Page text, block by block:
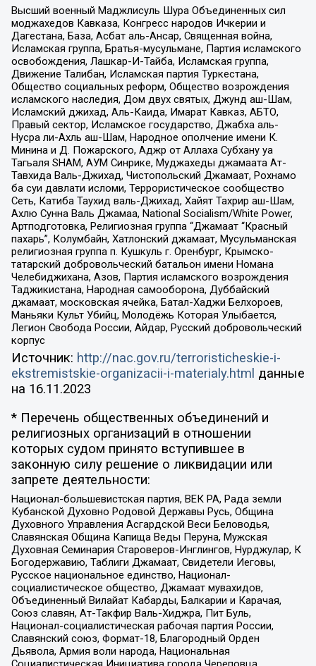
Высший военный Маджлисуль Шура Объединенных сил
моджахедов Кавказа, Конгресс народов Ичкерии и
Дагестана, База, Асбат аль-Ансар, Священная война,
Исламская группа, Братья-мусульмане, Партия исламского
освобождения, Лашкар-И-Тайба, Исламская группа,
Движение Талибан, Исламская партия Туркестана,
Общество социальных реформ, Общество возрождения
исламского наследия, Дом двух святых, Джунд аш-Шам,
Исламский джихад, Аль-Каида, Имарат Кавказ, АБТО,
Правый сектор, Исламское государство, Джабха аль-
Нусра ли-Ахль аш-Шам, Народное ополчение имени К.
Минина и Д. Пожарского, Аджр от Аллаха Субхану уа
Тагьаля SHAM, АУМ Синрике, Муджахеды джамаата Ат-
Тавхида Валь-Джихад, Чистопольский Джамаат, Рохнамо
ба суи давлати исломи, Террористическое сообщество
Сеть, Катиба Таухид валь-Джихад, Хайят Тахрир аш-Шам,
Ахлю Сунна Валь Джамаа, National Socialism/White Power,
Артподготовка, Религиозная группа “Джамаат “Красный
пахарь”, Колумбайн, Хатлонский джамаат, Мусульманская
религиозная группа п. Кушкуль г. Оренбург, Крымско-
татарский добровольческий батальон имени Номана
Челебиджихана, Азов, Партия исламского возрождения
Таджикистана, Народная самооборона, Дуббайский
джамаат, московская ячейка, Батал-Хаджи Белхороев,
Маньяки Культ Убийц, Молодёжь Которая Улыбается,
Легион Свобода России, Айдар, Русский добровольческий
корпус
Источник: http://nac.gov.ru/terroristicheskie-i-
ekstremistskie-organizacii-i-materialy.html данные
на 16.11.2023
* Перечень общественных объединений и
религиозных организаций в отношении
которых судом принято вступившее в
законную силу решение о ликвидации или
запрете деятельности:
Национал-большевистская партия, ВЕК РА, Рада земли
Кубанской Духовно Родовой Державы Русь, Община
Духовного Управления Асгардской Веси Беловодья,
Славянская Община Капища Веды Перуна, Мужская
Духовная Семинария Староверов-Инглингов, Нурджулар, К
Богодержавию, Таблиги Джамаат, Свидетели Иеговы,
Русское национальное единство, Национал-
социалистическое общество, Джамаат мувахидов,
Объединенный Вилайат Кабарды, Балкарии и Карачая,
Союз славян, Ат-Такфир Валь-Хиджра, Пит Буль,
Национал-социалистическая рабочая партия России,
Славянский союз, Формат-18, Благородный Орден
Дьявола, Армия воли народа, Национальная